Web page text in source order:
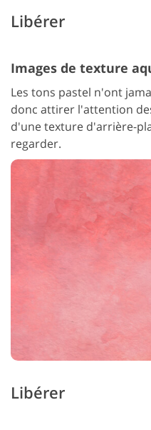
Libérer
Images de texture
Les tons pastel n'ont
donc attirer l'attention
d'une texture d'arrière-
regarder.
Libérer